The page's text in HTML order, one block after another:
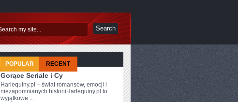
POPULAR RECENT
Gorące Seriale i Cy
Harlequiny.pl – świat romansów, emocji i
niezapomnianych historiiHarlequiny.pl to
wyjątkowe ...